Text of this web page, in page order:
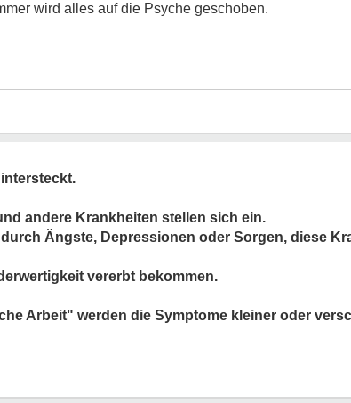
wird alles auf die Psyche geschoben.
andere Krankheiten stellen sich ein.
Ängste, Depressionen oder Sorgen, diese
vererbt bekommen.
Arbeit" werden die Symptome kleiner oder